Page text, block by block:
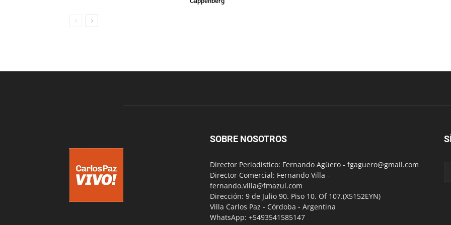
SOBRE NOSOTROS
Director Periodístico: Fernando Agüero - fgaguero@gmail.com
Director Comercial: Fernando Villa -
fernando.villa@fmazul.com
Dirección: 9 de Julio 90. Piso 10. Of 107.(X5152EYN)
Villa Carlos Paz - Córdoba - Argentina
WhatsApp: +5493541585147